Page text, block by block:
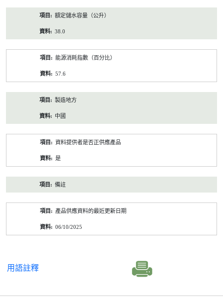
額定儲水容量（公升）
38.0
能源消耗指數（百分比）
57.6
製造地方
中國
資料提供者是否正供應產品
是
備註
產品供應資料的最近更新日期
06/10/2025
用語註釋